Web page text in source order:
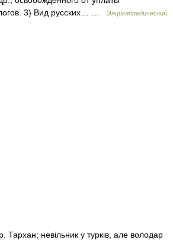
3) Вид русских… …
Энциклопедический
невільник у турків, але володар